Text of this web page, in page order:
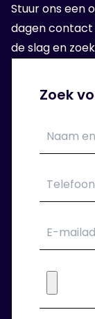
Zoek
Stuur ons een
dagen contact
de slag en